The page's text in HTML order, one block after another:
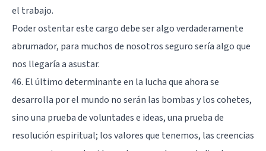
el trabajo.
Poder ostentar este cargo debe ser algo verdaderamente
abrumador, para muchos de nosotros seguro sería algo que
nos llegaría a asustar.
46. El último determinante en la lucha que ahora se
desarrolla por el mundo no serán las bombas y los cohetes,
sino una prueba de voluntades e ideas, una prueba de
resolución espiritual; los valores que tenemos, las creencias